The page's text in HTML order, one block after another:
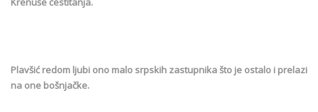
Plavšić redom ljubi ono malo srpskih zastupnika što je ostalo i prelazi
na one bošnjačke.